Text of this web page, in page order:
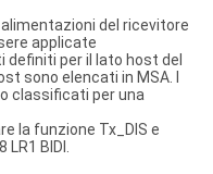
alimentazioni del ricevitore
applicate
per il lato host del
sono elencati in MSA. I
classificati per una
la funzione Tx_DIS e
BIDI.